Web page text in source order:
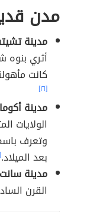
مدن
مدينة
أثري بنوه
كانت
[١٦]
مدينة
الولايات
بعد الميلاد.
مدينة
القرن